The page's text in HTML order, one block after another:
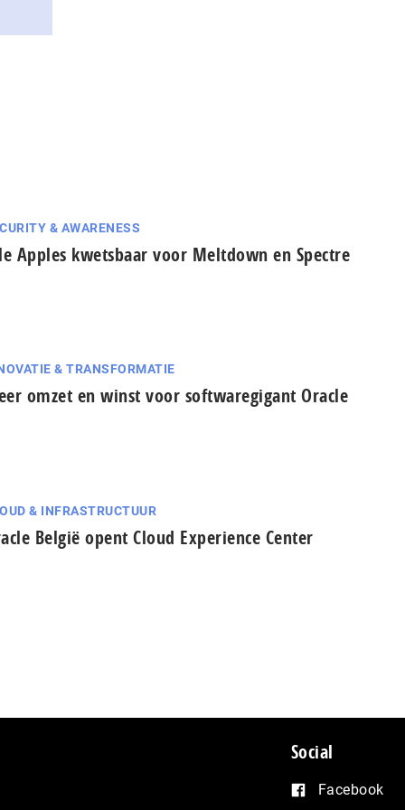
& AWARENESS
Apples kwetsbaar voor Meltdown en Spectre
& TRANSFORMATIE
omzet en winst voor softwaregigant Oracle
& INFRASTRUCTUUR
België opent Cloud Experience Center
Social
Facebook